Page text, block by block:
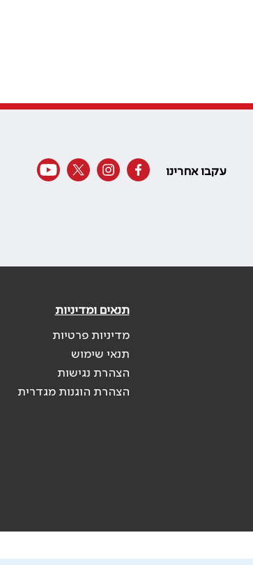
עקבו אחרינו
תנאים ומדיניות
מדיניות פרטיות
תנאי שימוש
הצהרת נגישות
הצהרת הוגנות מגדרית